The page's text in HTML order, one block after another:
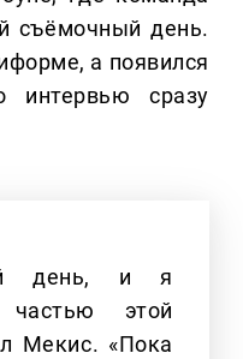
съёмочный день.
а появился
интервью сразу
день, и я
этой
Мекис. «Пока